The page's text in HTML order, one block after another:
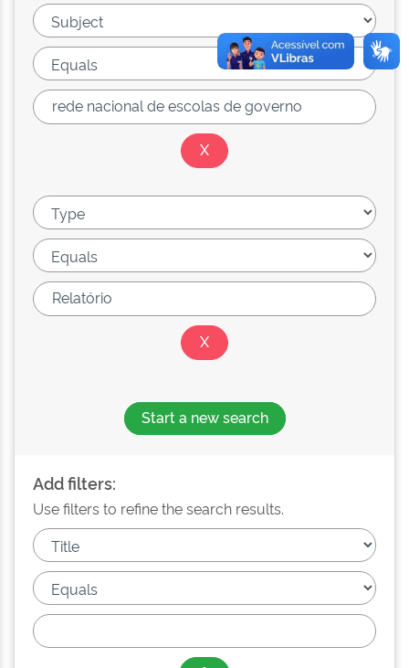
Start a new search
Add filters:
Use filters to refine the search results.